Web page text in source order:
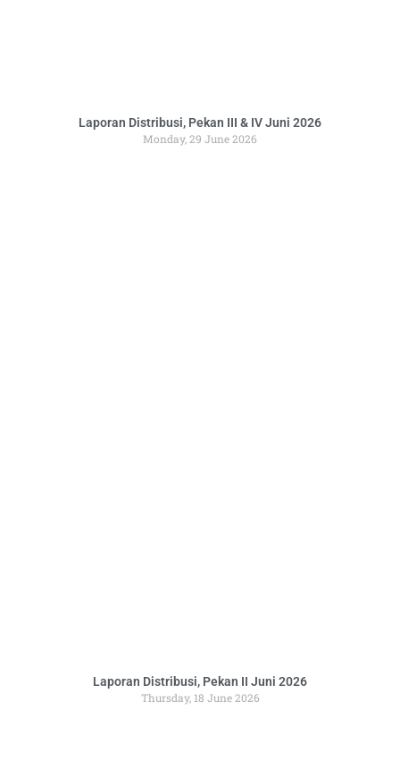
Laporan Distribusi, Pekan III & IV Juni 2026
Monday, 29 June 2026
Laporan Distribusi, Pekan II Juni 2026
Thursday, 18 June 2026